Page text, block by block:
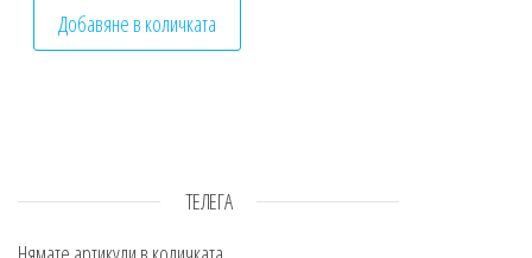
Добавяне в количката
ТЕЛЕГА